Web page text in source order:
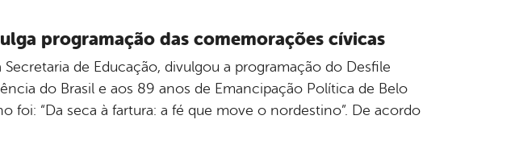
programação das comemorações cívicas
de Educação, divulgou a programação do Desfile
do Brasil e aos 89 anos de Emancipação Política de Belo
foi: “Da seca à fartura: a fé que move o nordestino”. De acordo